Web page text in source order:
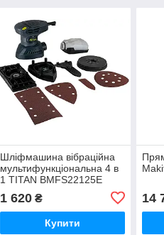
Шліфмашина вібраційна
мультифункціональна 4 в
1 TITAN BMFS22125E
1 620₴
Купити
14